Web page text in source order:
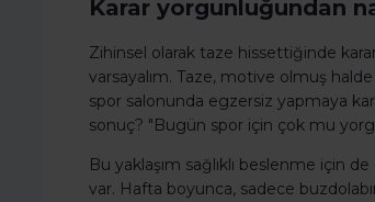
Karar yorgunluğundan
Zihinsel olarak taze hissettiğinde
varsayalım. Taze, motive olmuş
spor salonunda egzersiz yapmaya
sonuç? "Bugün spor için çok mu
Bu yaklaşım sağlıklı beslenme için
var. Hafta boyunca, sadece